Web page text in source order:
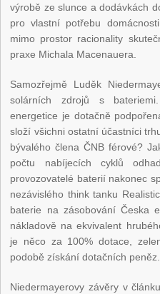
výrobě ze slunce a dodávkách
pro vlastní potřebu
mimo prostor racionality
praxe Michala Macenauera.
Samozřejmě Luděk
solárních zdrojů s
energetice je dotačně
složí všichni ostatní účastníci
bývalého člena ČNB férové?
počtu nabíjecích cyklů
provozovatelé baterií nakonec
nezávislého think tanku
baterie na zásobování Česka
nákladově na ekvivalent
je něco za 100% dotace,
podobě získání dotačních peněz.
Niedermayerovy závěry v